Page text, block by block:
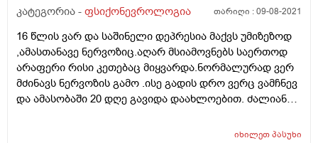
როგორც დადებით ,ასევე უარყოფით
უემოციო გავხდი და ეს ყველაფერი ხელს მიშლის
ადამიანებთან ურთიერთობაში,რადგან აღარც
ადამიანებთან ურთიერთობის სურვილი აღარ მაქვს და
თუ ვურთიერთობ ეს ზერელე ემოციებითა და
სიტყვებით ხორციელდება,არაფერი მახარებს და
შეგრძნება მაქვს და გონებაში უარყოფითი ფიქრები
კატეგორია - ფსიქონევროლოგია თარიღი :09-08-2021
16 წლის ვარ და საშინელი დეპრესია მაქვს უმიზეზოდ
,ამასთანავე ნერვოზიც.აღარ მსიამოვნებს საერთოდ
არაფერი რისი კეთებაც მიყვარდა.ნორმალურად ვერ
მძინავს ნერვოზის გამო .ისე გადის დრო ვერც ვამჩნევ
და ამასობაში 20 დღე გავიდა დაახლოებით. ძალიან
სულ,ახლა ფიქრის თავიც არ მაქვს საერთოდ რამჭირს
იხილეთპასუხი